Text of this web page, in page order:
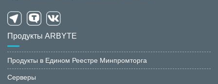
Продукты ARBYTE
Продукты в Едином Реестре Минпромторга
Серверы